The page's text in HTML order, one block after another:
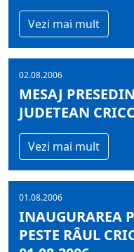
Vezi mai mult
02.08.2006
MESAJ
JUDETEAN
Vezi mai mult
01.08.2006
INAUGURAREA
PESTE RÂUL